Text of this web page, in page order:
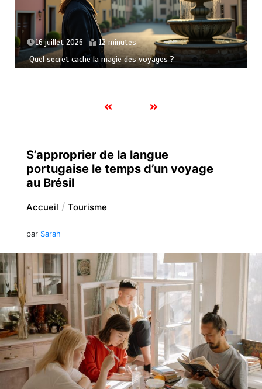
21 juin 2026 15 minutes
L’art de se perdre pour mieux se retrouver en voyage
S’approprier de la langue
portugaise le temps d’un voyage
au Brésil
Accueil Tourisme
par Sarah